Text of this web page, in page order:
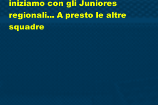
iniziamo con gli Juniores
regionali... A presto le altre
squadre